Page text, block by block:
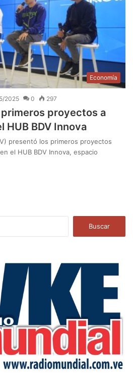
Economía
2025 0 297
proyectos a
HUB BDV Innova
presentó los primeros proyectos
el HUB BDV Innova, espacio
a